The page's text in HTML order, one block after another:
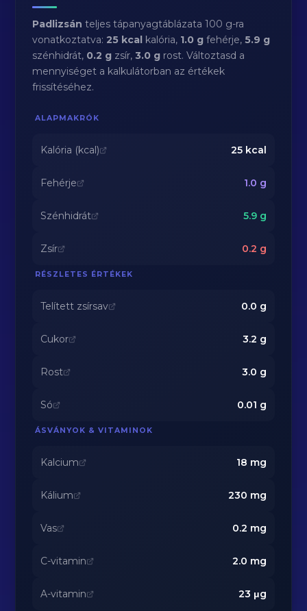
Padlizsán teljes tápanyagtáblázata 100 g-ra
vonatkoztatva:25 kcal kalória, 1.0 g fehérje,5.9 g
szénhidrát, 0.2 g zsír,3.0 g rost. Változtasd a
mennyiséget a kalkulátorban az értékek
frissítéséhez.
ALAPMAKRÓK
Kalória (kcal) 25kcal
Fehérje 1.0 g
Szénhidrát 5.9g
Zsír 0.2 g
RÉSZLETES ÉRTÉKEK
Telített zsírsav 0.0 g
Cukor 3.2 g
Rost 3.0 g
Só 0.01 g
ÁSVÁNYOK & VITAMINOK
Kalcium 18 mg
Kálium 230 mg
Vas 0.2 mg
C-vitamin 2.0 mg
A-vitamin 23 μg